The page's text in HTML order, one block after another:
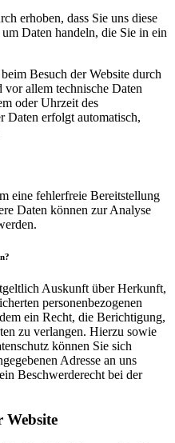
erhoben, dass Sie uns diese
Daten handeln, die Sie in ein
Besuch der Website durch
vor allem technische Daten
oder Uhrzeit des
Daten erfolgt automatisch,
eine fehlerfreie Bereitstellung
Daten können zur Analyse
Auskunft über Herkunft,
personenbezogenen
ein Recht, die Berichtigung,
zu verlangen. Hierzu sowie
können Sie sich
Adresse an uns
Beschwerderecht bei der
Website